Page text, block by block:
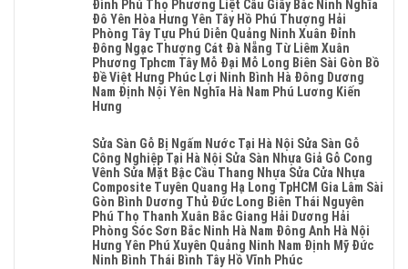
Tại
Hà
Nội
Phú
Thọ
Thanh
Xuân
Gia
Hoài
Đức
Bắc
Ninh
Sóc
Sơn
Hải
Phòng
Đông
Phòng
Ninh
Bình
Chữa
Sàn
Gỗ
Bị
Phồng
Tại
Hà
Giá
Thợ
Sửa
Chữa
Sàn
Gỗ
Công
Nghiệp
Tại
Đình Phú Thọ Phương Liệt Cầu Giấy Bắc Ninh Nghĩa
Đô Yên Hòa Hưng Yên Tây Hồ Phú Thượng Hải
Phòng Tây Tựu Phú Diễn Quảng Ninh Xuân Đỉnh
Đông Ngạc Thượng Cát Đà Nẵng Từ Liêm Xuân
Phương Tphcm Tây Mỗ Đại Mỗ Long Biên Sài Gòn Bồ
Đề Việt Hưng Phúc Lợi Ninh Bình Hà Đông Dương
Nam Định Nội Yên Nghĩa Hà Nam Phú Lương Kiến
Hưng
Có
Bình
Luận
Ở
Sửa
Sàn
Gỗ
Bị
Cong
Sửa Sàn Gỗ Bị Ngấm Nước Tại Hà Nội Sửa Sàn Gỗ
Công Nghiệp Tại Hà Nội Sửa Sàn Nhựa Giả Gỗ Cong
Vênh Sửa Mặt Bậc Cầu Thang Nhựa Sửa Cửa Nhựa
Composite Tuyên Quang Hạ Long TpHCM Gia Lâm Sài
Gòn Bình Dương Thủ Đức Long Biên Thái Nguyên
Phú Thọ Thanh Xuân Bắc Giang Hải Dương Hải
Phòng Sóc Sơn Bắc Ninh Hà Nam Đông Anh Hà Nội
Hưng Yên Phú Xuyên Quảng Ninh Nam Định Mỹ Đức
Ninh Bình Thái Bình Tây Hồ Vĩnh Phúc